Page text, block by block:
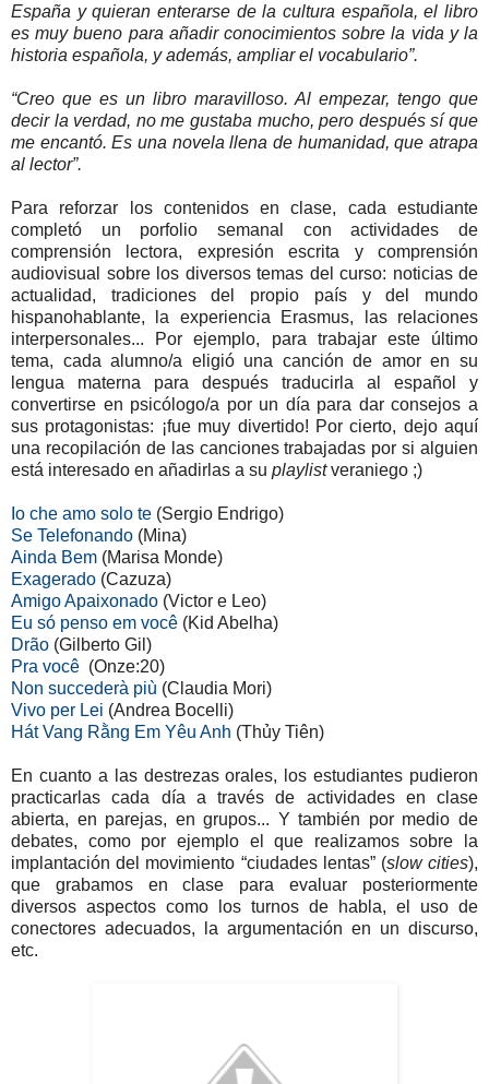
España y quieran enterarse de la cultura española, el libro
es muy bueno para añadir conocimientos sobre la vida y la
historia española, y además, ampliar el vocabulario”.
“Creo que es un libro maravilloso. Al empezar, tengo que
decir la verdad, no me gustaba mucho, pero después sí que
me encantó. Es una novela llena de humanidad, que atrapa
al lector”.
Para reforzar los contenidos en clase, cada estudiante
completó un porfolio semanal con actividades de
comprensión lectora, expresión escrita y comprensión
audiovisual sobre los diversos temas del curso: noticias de
actualidad, tradiciones del propio país y del mundo
hispanohablante, la experiencia Erasmus, las relaciones
interpersonales... Por ejemplo, para trabajar este último
tema, cada alumno/a eligió una canción de amor en su
lengua materna para después traducirla al español y
convertirse en psicólogo/a por un día para dar consejos a
sus protagonistas: ¡fue muy divertido! Por cierto, dejo aquí
una recopilación de las canciones trabajadas por si alguien
está interesado en añadirlas a su playlistveraniego ;)
Io che amo solo te (Sergio Endrigo)
Se Telefonando (Mina)
Ainda Bem (Marisa Monde)
Exagerado (Cazuza)
Amigo Apaixonado (Victor e Leo)
Eu só penso em você (Kid Abelha)
Drão (Gilberto Gil)
Pra você (Onze:20)
Non succederà più (Claudia Mori)
Vivo per Lei (Andrea Bocelli)
Hát Vang Rằng Em Yêu Anh (Thủy Tiên)
En cuanto a las destrezas orales, los estudiantes pudieron
practicarlas cada día a través de actividades en clase
abierta, en parejas, en grupos... Y también por medio de
debates, como por ejemplo el que realizamos sobre la
implantación del movimiento “ciudades lentas” (slow cities),
que grabamos en clase para evaluar posteriormente
diversos aspectos como los turnos de habla, el uso de
conectores adecuados, la argumentación en un discurso,
etc.